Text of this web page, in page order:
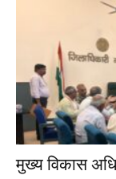
मुख्य विकास